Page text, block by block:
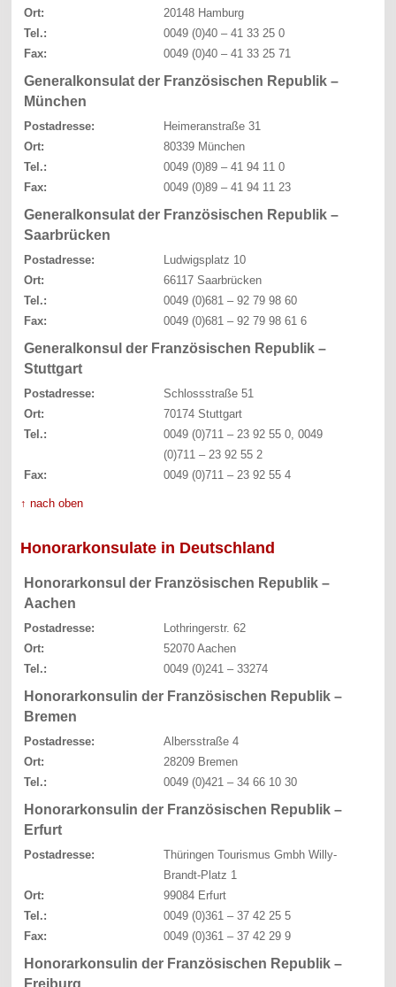
Ort:
20148 Hamburg
Tel.:
0049 (0)40 – 41 33 25 0
Fax:
0049 (0)40 – 41 33 25 71
Generalkonsulat der Französischen Republik –
München
Postadresse:
Heimeranstraße 31
Ort:
80339 München
Tel.:
0049 (0)89 – 41 94 11 0
Fax:
0049 (0)89 – 41 94 11 23
Generalkonsulat der Französischen Republik –
Saarbrücken
Postadresse:
Ludwigsplatz 10
Ort:
66117 Saarbrücken
Tel.:
0049 (0)681 – 92 79 98 60
Fax:
0049 (0)681 – 92 79 98 61 6
Generalkonsul der Französischen Republik –
Stuttgart
Postadresse:
Schlossstraße 51
Ort:
70174 Stuttgart
Tel.:
0049 (0)711 – 23 92 55 0, 0049
(0)711 – 23 92 55 2
Fax:
0049 (0)711 – 23 92 55 4
↑ nach oben
Honorarkonsulate in Deutschland
Honorarkonsul der Französischen Republik –
Aachen
Postadresse:
Lothringerstr. 62
Ort:
52070 Aachen
Tel.:
0049 (0)241 – 33274
Honorarkonsulin der Französischen Republik –
Bremen
Postadresse:
Albersstraße 4
Ort:
28209 Bremen
Tel.:
0049 (0)421 – 34 66 10 30
Honorarkonsulin der Französischen Republik –
Erfurt
Postadresse:
Thüringen Tourismus Gmbh Willy-
Brandt-Platz 1
Ort:
99084 Erfurt
Tel.:
0049 (0)361 – 37 42 25 5
Fax:
0049 (0)361 – 37 42 29 9
Honorarkonsulin der Französischen Republik –
Freiburg